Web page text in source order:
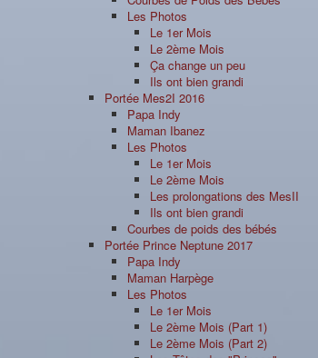
Les Photos
Le 1er Mois
Le 2ème Mois
Ça change un peu
Ils ont bien grandi
Portée Mes2I 2016
Papa Indy
Maman Ibanez
Les Photos
Le 1er Mois
Le 2ème Mois
Les prolongations des MesII
Ils ont bien grandi
Courbes de poids des bébés
Portée Prince Neptune 2017
Papa Indy
Maman Harpège
Les Photos
Le 1er Mois
Le 2ème Mois (Part 1)
Le 2ème Mois (Part 2)